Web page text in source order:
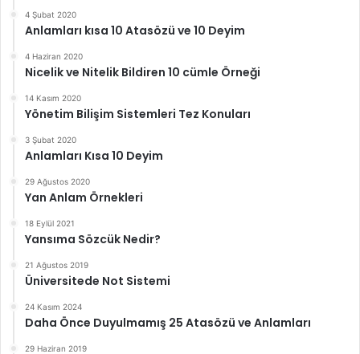
4 Şubat 2020
Anlamları kısa 10 Atasözü ve 10 Deyim
4 Haziran 2020
Nicelik ve Nitelik Bildiren 10 cümle Örneği
14 Kasım 2020
Yönetim Bilişim Sistemleri Tez Konuları
3 Şubat 2020
Anlamları Kısa 10 Deyim
29 Ağustos 2020
Yan Anlam Örnekleri
18 Eylül 2021
Yansıma Sözcük Nedir?
21 Ağustos 2019
Üniversitede Not Sistemi
24 Kasım 2024
Daha Önce Duyulmamış 25 Atasözü ve Anlamları
29 Haziran 2019